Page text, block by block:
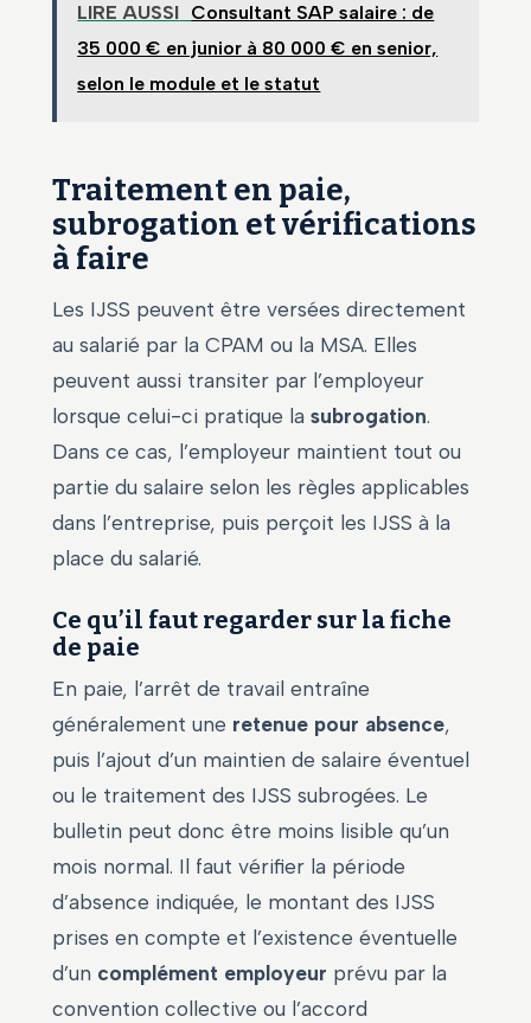
LIRE AUSSI Consultant SAP salaire : de
35 000 € en junior à 80 000 € en senior,
selon le module et le statut
Traitement en paie,
subrogation et vérifications
à faire
Les IJSS peuvent être versées directement
au salarié par la CPAM ou la MSA. Elles
peuvent aussi transiter par l’employeur
lorsque celui-ci pratique la subrogation.
Dans ce cas, l’employeur maintient tout ou
partie du salaire selon les règles applicables
dans l’entreprise, puis perçoit les IJSS à la
place du salarié.
Ce qu’il faut regarder sur la fiche
de paie
En paie, l’arrêt de travail entraîne
généralement une retenue pour absence,
puis l’ajout d’un maintien de salaire éventuel
ou le traitement des IJSS subrogées. Le
bulletin peut donc être moins lisible qu’un
mois normal. Il faut vérifier la période
d’absence indiquée, le montant des IJSS
prises en compte et l’existence éventuelle
d’un complément employeur prévu par la
convention collective ou l’accord